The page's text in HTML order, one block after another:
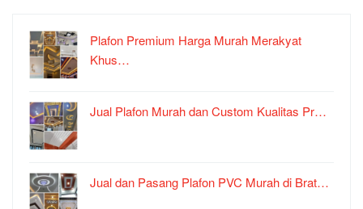
Plafon Premium Harga Murah Merakyat
Khus…
Jual Plafon Murah dan Custom Kualitas Pr…
Jual dan Pasang Plafon PVC Murah di Brat…